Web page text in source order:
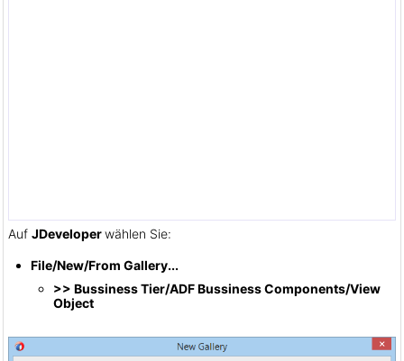
Auf JDeveloperwählen Sie:
File/New/From Gallery...
>> Bussiness Tier/ADF Bussiness Components/View
Object